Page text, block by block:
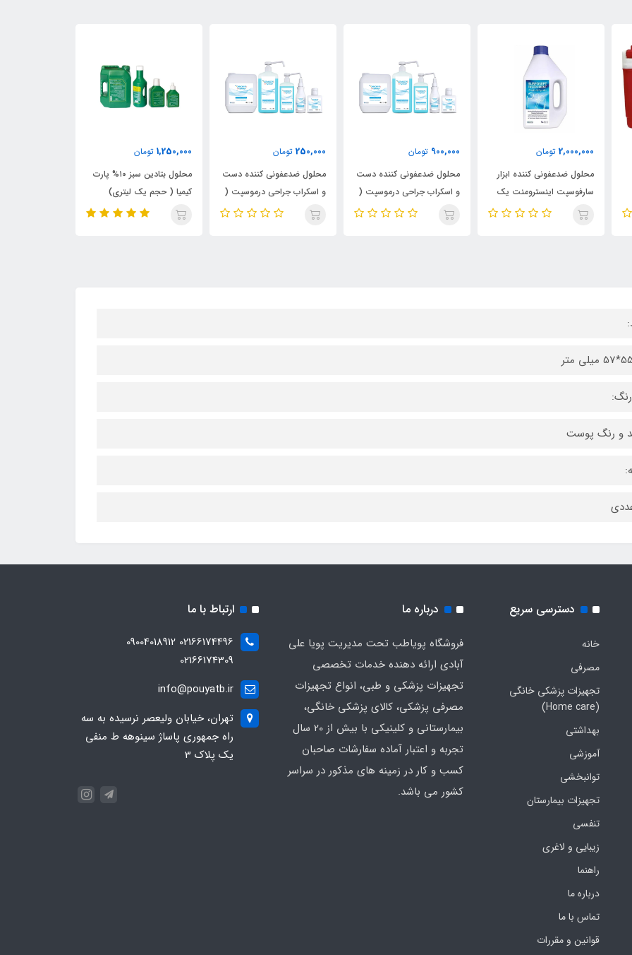
2,000,000 تومان
محلول ضدعفونی کننده ابزار
سارفوسپت اینسترومنت یک
لیتری
900,000 تومان
محلول ضدعفونی کننده دست
و اسکراب جراحی درموسپت (
حجم یک لیتری)
250,000 تومان
محلول ضدعفونی کننده دست
و اسکراب جراحی درموسپت (
حجم 100 سی سی)
1,250,000 تومان
محلول بتادین سبز ۱۰% پارت
کیمیا ( حجم یک لیتری)
و رنگ پوست
دسترسی سریع
خانه
مصرفی
تجهیزات پزشکی خانگی
(Home care)
بهداشتی
آموزشی
توانبخشی
تجهیزات بیمارستان
تنفسی
زیبایی و لاغری
راهنما
درباره ما
تماس با ما
قوانین و مقررات
درباره ما
فروشگاه پویاطب تحت مدیریت پویا علی
آبادی ارائه دهنده خدمات تخصصی
تجهیزات پزشکی و طبی، انواع تجهیزات
مصرفی پزشکی، کالای پزشکی خانگی،
بیمارستانی و کلینیکی با بیش از 20 سال
تجربه و اعتبار آماده سفارشات صاحبان
کسب و کار در زمینه های مذکور در سراسر
کشور می باشد.
ارتباط با ما
02166174496 09004018912
02166174309
info@pouyatb.ir
تهران، خیابان ولیعصر نرسیده به سه
راه جمهوری پاساژ سینوهه ط منفی
یک پلاک 3